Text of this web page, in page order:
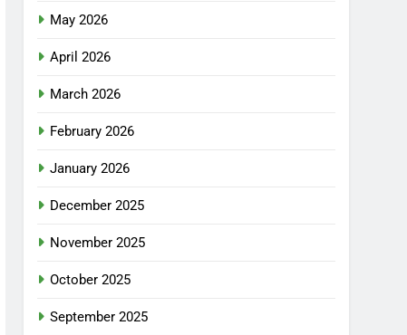
May 2026
April 2026
March 2026
February 2026
January 2026
December 2025
November 2025
October 2025
September 2025